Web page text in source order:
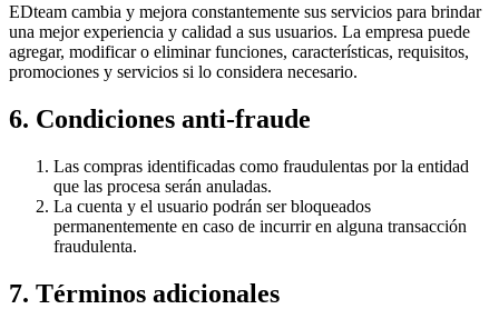
EDteam cambia y mejora constantemente sus servicios para brindar
una mejor experiencia y calidad a sus usuarios. La empresa puede
agregar, modificar o eliminar funciones, características, requisitos,
promociones y servicios si lo considera necesario.
6. Condiciones anti-fraude
Las compras identificadas como fraudulentas por la entidad
que las procesa serán anuladas.
La cuenta y el usuario podrán ser bloqueados
permanentemente en caso de incurrir en alguna transacción
fraudulenta.
7. Términos adicionales